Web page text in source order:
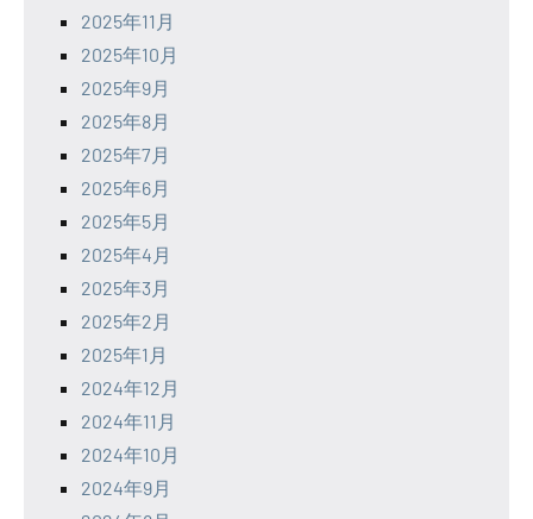
2025年11月
2025年10月
2025年9月
2025年8月
2025年7月
2025年6月
2025年5月
2025年4月
2025年3月
2025年2月
2025年1月
2024年12月
2024年11月
2024年10月
2024年9月